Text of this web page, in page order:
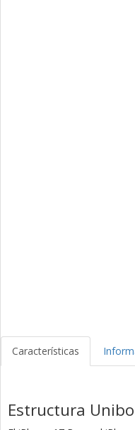
Características
Estructura